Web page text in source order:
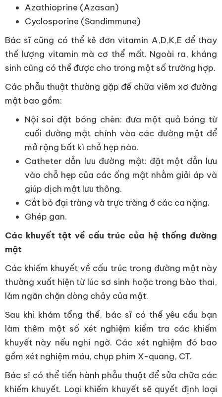
Azathioprine (Azasan)
Cyclosporine (Sandimmune)
Bác sĩ cũng có thể kê đơn vitamin A,D,K,E để thay
thế lượng vitamin mà cơ thể mất. Ngoài ra, kháng
sinh cũng có thể được cho trong một số trường hợp.
Các phẫu thuật thường gặp để chữa viêm xơ đường
mật bao gồm:
Nội soi đặt bóng chèn: đưa một quả bóng từ
cuối đường mật chính vào các đường mật để
mở rộng bất kì chỗ hẹp nào.
Catheter dẫn lưu đường mật: đặt một đẫn lưu
vào chỗ hẹp của các ống mật nhằm giải áp và
giúp dịch mật lưu thông.
Cắt bỏ đại tràng và trực tràng ở các ca nặng.
Ghép gan.
Các khuyết tật về cấu trúc của hệ thống đường
mật
Các khiếm khuyết về cấu trúc trong đường mật này
thường xuất hiện từ lúc sơ sinh hoặc trong bào thai,
làm ngăn chặn dòng chảy của mật.
Sau khi khám tổng thể, bác sĩ có thể yêu cầu bạn
làm thêm một số xét nghiệm kiểm tra các khiếm
khuyết này nếu nghi ngờ. Các xét nghiệm đó bao
gồm xét nghiệm máu, chụp phim X-quang, CT.
Bác sĩ có thể tiến hành phẫu thuật để sửa chữa các
khiếm khuyết. Loại khiếm khuyết sẽ quyết định loại